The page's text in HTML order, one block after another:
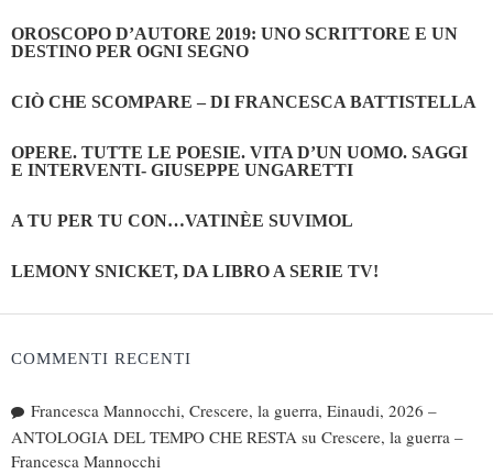
OROSCOPO D’AUTORE 2019: UNO SCRITTORE E UN
DESTINO PER OGNI SEGNO
CIÒ CHE SCOMPARE – DI FRANCESCA BATTISTELLA
OPERE. TUTTE LE POESIE. VITA D’UN UOMO. SAGGI
E INTERVENTI- GIUSEPPE UNGARETTI
A TU PER TU CON…VATINÈE SUVIMOL
LEMONY SNICKET, DA LIBRO A SERIE TV!
COMMENTI RECENTI
Francesca Mannocchi, Crescere, la guerra, Einaudi, 2026 –
ANTOLOGIA DEL TEMPO CHE RESTA su Crescere, la guerra –
Francesca Mannocchi